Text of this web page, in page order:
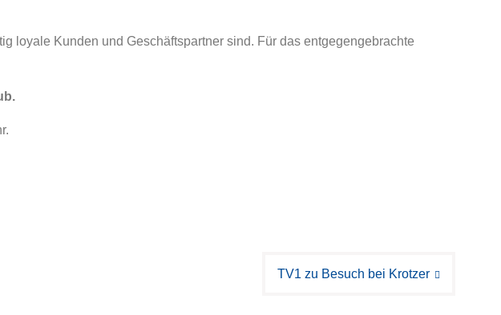
loyale Kunden und Geschäftspartner sind. Für das entgegengebrachte
TV1 zu Besuch bei Krotzer